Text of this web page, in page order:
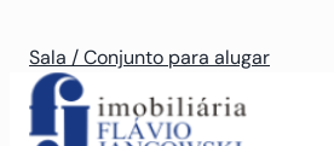
Sala / Conjunto para alugar